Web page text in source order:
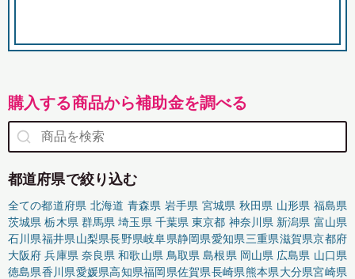
購入する商品から補助金を調べる
都道府県で絞り込む
全ての都道府県 北海道 青森県 岩手県 宮城県 秋田県 山形県 福島県
茨城県 栃木県 群馬県 埼玉県 千葉県 東京都 神奈川県 新潟県 富山県
石川県福井県山梨県長野県岐阜県静岡県愛知県三重県滋賀県京都府
大阪府 兵庫県 奈良県 和歌山県 鳥取県 島根県 岡山県 広島県 山口県
徳島県香川県愛媛県高知県福岡県佐賀県長崎県熊本県大分県宮崎県